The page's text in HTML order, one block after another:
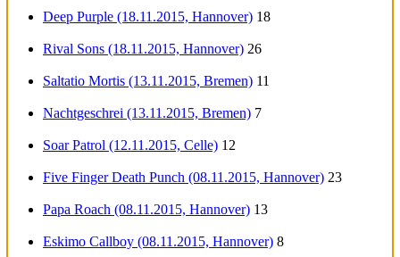
Deep Purple (18.11.2015, Hannover) 18
Rival Sons (18.11.2015, Hannover) 26
Saltatio Mortis (13.11.2015, Bremen) 11
Nachtgeschrei (13.11.2015, Bremen) 7
Soar Patrol (12.11.2015, Celle) 12
Five Finger Death Punch (08.11.2015, Hannover) 23
Papa Roach (08.11.2015, Hannover) 13
Eskimo Callboy (08.11.2015, Hannover) 8